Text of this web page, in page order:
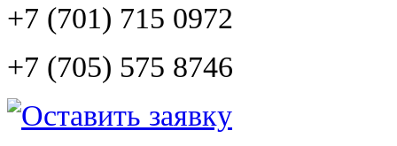
+7 (701) 715 0972
+7 (705) 575 8746